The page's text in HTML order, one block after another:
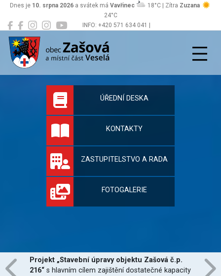
INFO: +420 571 634 041 |
Dnes je 10. srpna 2026 a svátek má Vavřinec 18°C | Zítra Zuzana
24°C
Zašová
Oficiální stránky
ÚŘEDNÍ DESKA
KONTAKTY
ZASTUPITELSTVO A RADA
FOTOGALERIE
Projekt „Stavební úpravy objektu Zašová č.p.
216“ s hlavním cílem zajištění dostatečné kapacity